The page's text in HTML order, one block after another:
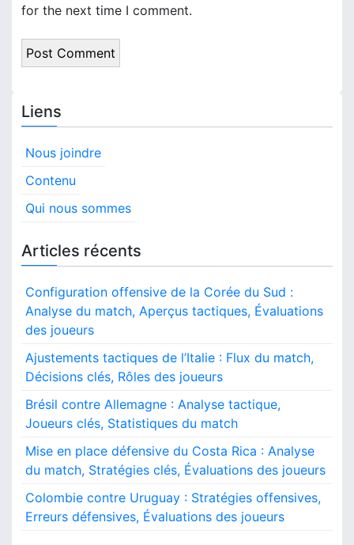
for the next time I comment.
Liens
Nous joindre
Contenu
Qui nous sommes
Articles récents
Configuration offensive de la Corée du Sud :
Analyse du match, Aperçus tactiques, Évaluations
des joueurs
Ajustements tactiques de l’Italie : Flux du match,
Décisions clés, Rôles des joueurs
Brésil contre Allemagne : Analyse tactique,
Joueurs clés, Statistiques du match
Mise en place défensive du Costa Rica : Analyse
du match, Stratégies clés, Évaluations des joueurs
Colombie contre Uruguay : Stratégies offensives,
Erreurs défensives, Évaluations des joueurs